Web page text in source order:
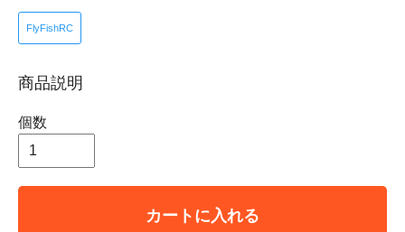
FlyFishRC
商品説明
個数
カートに入れる